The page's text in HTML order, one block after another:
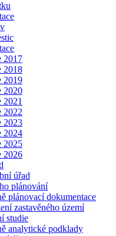
2017
2018
2019
2020
2021
2022
2023
2024
2025
2026
úřad
plánování
plánovací dokumentace
zastavěného území
studie
analytické podklady